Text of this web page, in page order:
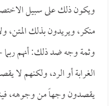
ويكون ذلك على سبيل
منكر، ويريدون بذلك المتن،
وثمة وجه ضد ذلك: أنهم
الغرابة أو الرد، ولكنهم لا
يقصدون وجهاً من وجوهه،